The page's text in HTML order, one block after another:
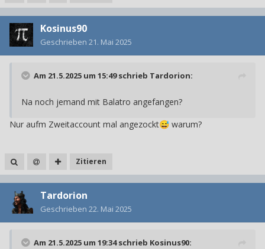
Kosinus90
Geschrieben 21. Mai 2025
Am 21.5.2025 um 15:49 schrieb Tardorion:
Na noch jemand mit Balatro angefangen?
Nur aufm Zweitaccount mal angezockt😅 warum?
Zitieren
Tardorion
Geschrieben 22. Mai 2025
Am 21.5.2025 um 19:34 schrieb Kosinus90: